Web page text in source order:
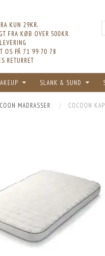
KUN 29KR.
FRA KØB OVER 500KR.
OS PÅ 71 99 70 78
RETURRET
SLANK & SUND
MADRASSER COCOON